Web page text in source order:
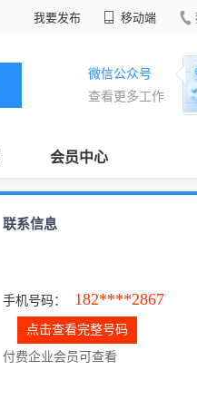
我要发布 移动端
微信公众号
查看更多工作
会员中心
联系信息
手机号码： 182****2867
点击查看完整号码
付费企业会员可查看